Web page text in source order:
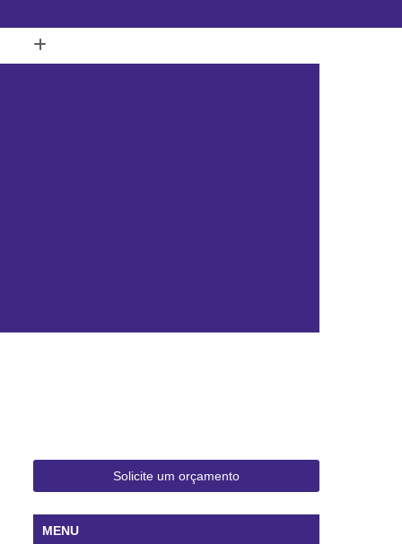
Catarina
de Janeiro
Cordão de Crachá
Cordão para Crachá Digital
Solicite um orçamento
MENU